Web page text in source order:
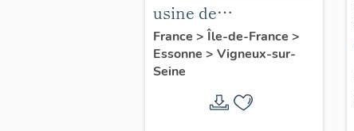
usine de
construction navale
de la Compagnie des
Sablières de la
Seine, actuellement
France > Île-de-France >
Essonne > Vigneux-sur-
Seine